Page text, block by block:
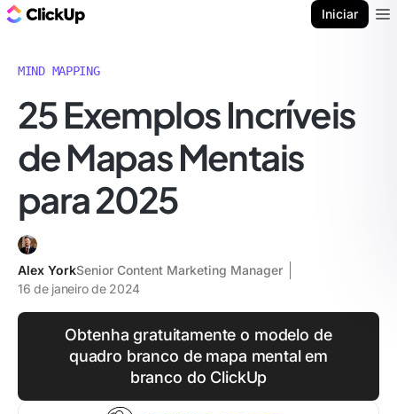
Iniciar
MIND MAPPING
25 Exemplos Incríveis
de Mapas Mentais
para 2025
Alex YorkSenior Content Marketing Manager
16 de janeiro de 2024
Obtenha gratuitamente o modelo de
quadro branco de mapa mental em
branco do ClickUp